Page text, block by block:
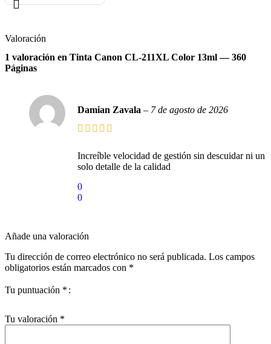
Valoración
1 valoración en Tinta Canon CL-211XL Color 13ml — 360
Páginas
Damian Zavala – 7 de agosto de 2026
Increíble velocidad de gestión sin descuidar ni un
solo detalle de la calidad
0
0
Añade una valoración
Tu dirección de correo electrónico no será publicada. Los campos
obligatorios están marcados con *
Tu puntuación *
Tu valoración *